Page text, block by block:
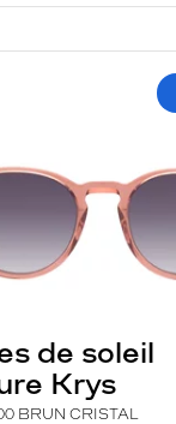
de soleil
Krys
BRUN CRISTAL